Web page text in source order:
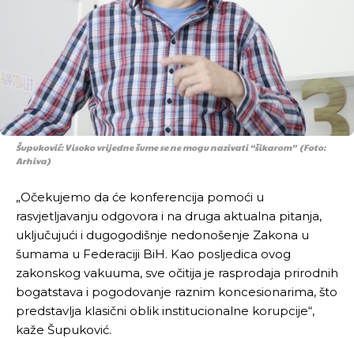
Šupuković: Visoko vrijedne šume se ne mogu nazivati “šikarom” (Foto:
Arhiva)
„Očekujemo da će konferencija pomoći u
rasvjetljavanju odgovora i na druga aktualna pitanja,
uključujući i dugogodišnje nedonošenje Zakona u
šumama u Federaciji BiH. Kao posljedica ovog
zakonskog vakuuma, sve očitija je rasprodaja prirodnih
bogatstava i pogodovanje raznim koncesionarima, što
predstavlja klasični oblik institucionalne korupcije“,
kaže Šupuković.